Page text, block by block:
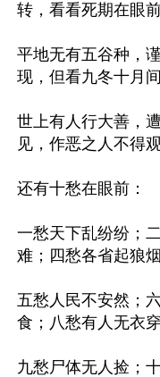
转，看看死期在眼前
平地无有五谷种，
现，但看九冬十月间
世上有人行大善，
见，作恶之人不得观
还有十愁在眼前：
一愁天下乱纷纷；
难；四愁各省起狼烟
五愁人民不安然；
食；八愁有人无衣穿
九愁尸体无人捡；